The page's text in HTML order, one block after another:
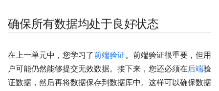
确保所有数据均处于良好状态
在上一单元中，您学习了前端验证。前端验证很重要，但用
户可能仍然能够提交无效数据。接下来，您还必须在后端验
证数据，然后再将数据保存到数据库中。这样可以确保数据